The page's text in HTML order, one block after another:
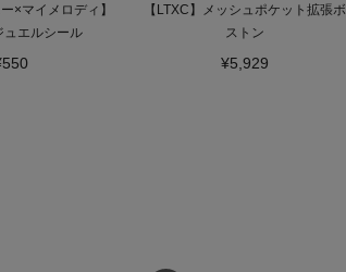
×マイメロディ】
ュエルシール
【LTXC】メッシュポケット拡張ボ
ストン
¥5,929